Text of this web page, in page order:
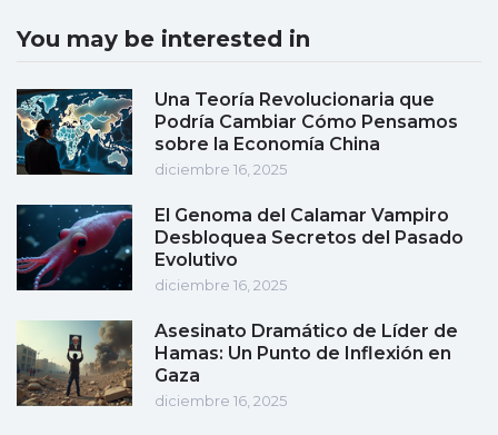
You may be interested in
Una Teoría Revolucionaria que
Podría Cambiar Cómo Pensamos
sobre la Economía China
diciembre 16, 2025
El Genoma del Calamar Vampiro
Desbloquea Secretos del Pasado
Evolutivo
diciembre 16, 2025
Asesinato Dramático de Líder de
Hamas: Un Punto de Inflexión en
Gaza
diciembre 16, 2025